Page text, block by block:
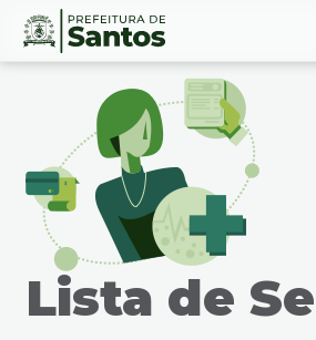
Ir
Conteúdo
Lista de